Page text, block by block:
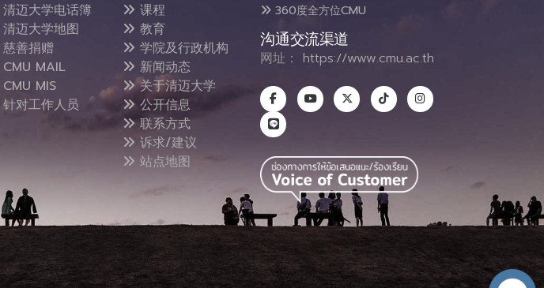
清迈大学电话簿
清迈大学地图
慈善捐赠
CMU MAIL
CMU MIS
针对工作人员
课程
教育
学院及行政机构
新闻动态
关于清迈大学
公开信息
联系方式
诉求/建议
站点地图
360度全方位CMU
沟通交流渠道
网址： https://www.cmu.ac.th